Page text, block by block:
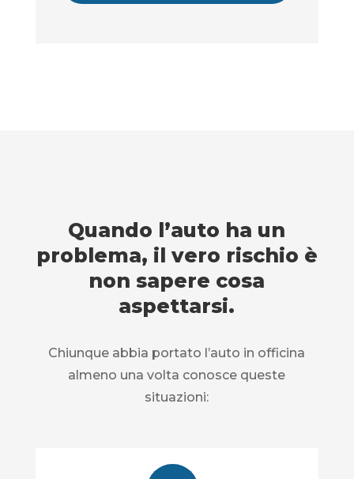
Quando l’auto ha un
problema, il vero rischio è
non sapere cosa
aspettarsi.
Chiunque abbia portato l’auto in officina
almeno una volta conosce queste
situazioni: